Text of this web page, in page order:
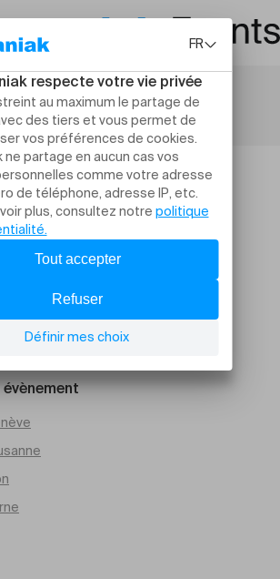
de Lausanne Saison 202627
Béla Bartók
évènement